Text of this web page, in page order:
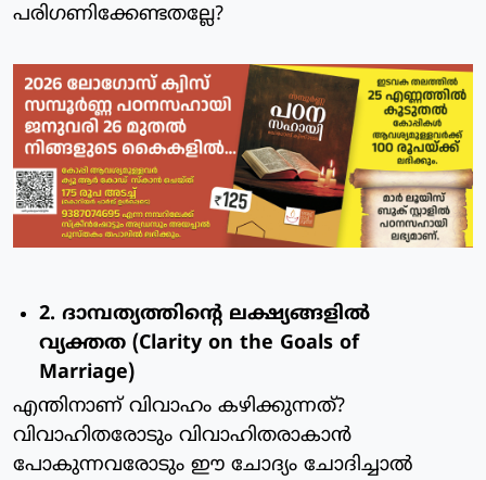
പരിഗണിക്കേണ്ടതല്ലേ?
2. ദാമ്പത്യത്തിന്റെ ലക്ഷ്യങ്ങളിൽ
വ്യക്തത (Clarity on the Goals of
Marriage)
എന്തിനാണ് വിവാഹം കഴിക്കുന്നത്?
വിവാഹിതരോടും വിവാഹിതരാകാൻ
പോകുന്നവരോടും ഈ ചോദ്യം ചോദിച്ചാൽ